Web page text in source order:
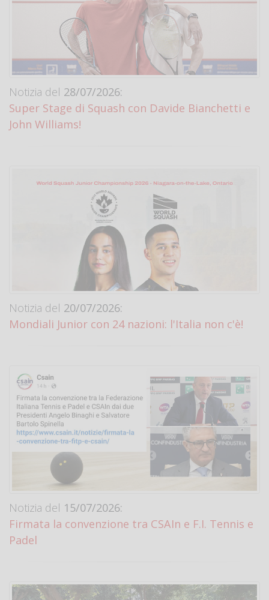
Notizia del 28/07/2026:
Super Stage di Squash con Davide Bianchetti e
John Williams!
Notizia del 20/07/2026:
Mondiali Junior con 24 nazioni: l'Italia non c'è!
Notizia del 15/07/2026:
Firmata la convenzione tra CSAIn e F.I. Tennis e
Padel